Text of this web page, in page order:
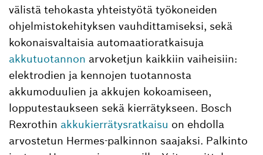
välistä tehokasta yhteistyötä työkoneiden
ohjelmistokehityksen vauhdittamiseksi, sekä
kokonaisvaltaisia automaatioratkaisuja
akkutuotannon arvoketjun kaikkiin vaiheisiin:
elektrodien ja kennojen tuotannosta
akkumoduulien ja akkujen kokoamiseen,
lopputestaukseen sekä kierrätykseen. Bosch
Rexrothin akkukierrätysratkaisu on ehdolla
arvostetun Hermes-palkinnon saajaksi. Palkinto